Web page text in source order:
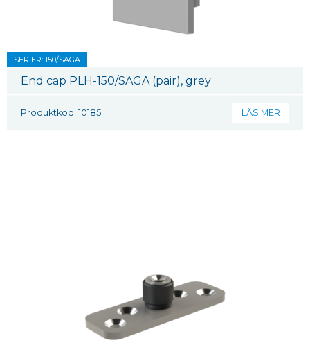
SERIER: 150/SAGA
End cap PLH-150/SAGA (pair), grey
Produktkod: 10185 LÄS MER